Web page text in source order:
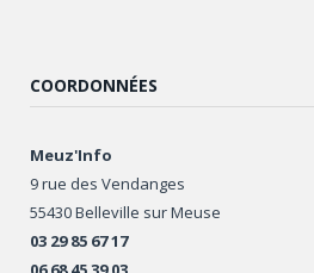
COORDONNÉES
Meuz'Info
9 rue des Vendanges
55430 Belleville sur Meuse
03 29 85 67 17